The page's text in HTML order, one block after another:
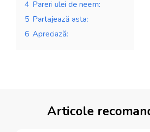
4 Pareri ulei de neem:
5 Partajează asta:
6 Apreciază:
Articole